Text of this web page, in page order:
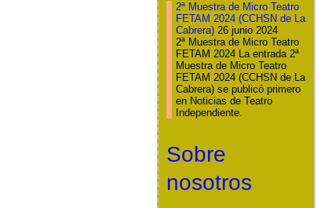
2ª Muestra de Micro Teatro
FETAM 2024 (CCHSN de La
Cabrera) 26 junio 2024
2ª Muestra de Micro Teatro
FETAM 2024 La entrada 2ª
Muestra de Micro Teatro
FETAM 2024 (CCHSN de La
Cabrera) se publicó primero
en Noticias de Teatro
Independiente.
Sobre
nosotros